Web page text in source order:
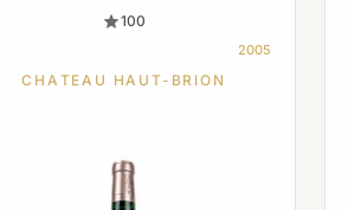
100
2005
CHATEAU HAUT-BRION